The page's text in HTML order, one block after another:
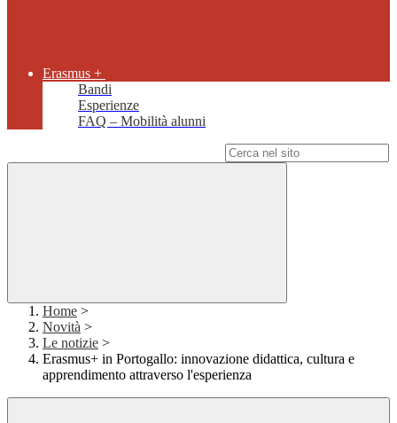
Erasmus +
Bandi
Esperienze
FAQ – Mobilità alunni
Home >
Novità >
Le notizie >
Erasmus+ in Portogallo: innovazione didattica, cultura e
apprendimento attraverso l'esperienza